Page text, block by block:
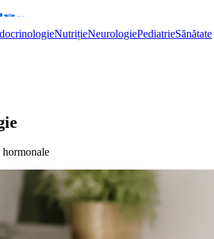
NutrițieNeurologiePediatrieSănătate